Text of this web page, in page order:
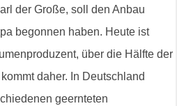
der Große, soll den Anbau
begonnen haben. Heute ist
über die Hälfte der
daher. In Deutschland
geernteten